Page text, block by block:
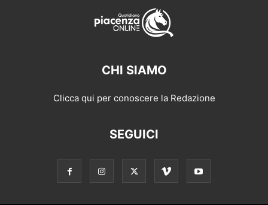
CHI SIAMO
Clicca qui per conoscere la Redazione
SEGUICI